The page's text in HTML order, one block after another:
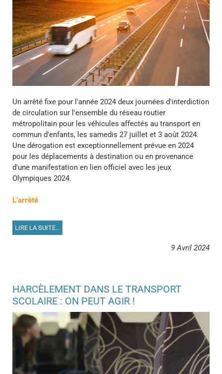
Un arrêté fixe pour l'année 2024 deux journées d'interdiction
de circulation sur l'ensemble du réseau routier
métropolitain pour les véhicules affectés au transport en
commun d'enfants, les samedis 27 juillet et 3 août 2024.
Une dérogation est exceptionnellement prévue en 2024
pour les déplacements à destination ou en provenance
d'une manifestation en lien officiel avec les jeux
Olympiques 2024.
L’arrêté
LIRE LA SUITE...
9 Avril 2024
HARCÈLEMENT DANS LE TRANSPORT
SCOLAIRE : ON PEUT AGIR !